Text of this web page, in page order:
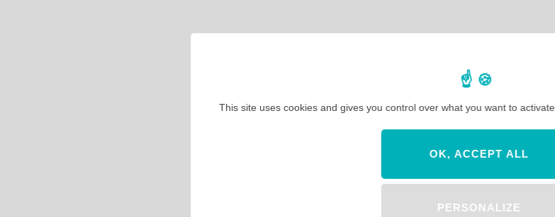
This site uses cookies and gives you control over what you want to activate
OK, ACCEPT ALL
PERSONALIZE